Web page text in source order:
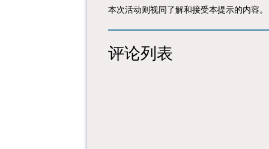
本次活动则视同了解和接受本提示的内容。
评论列表